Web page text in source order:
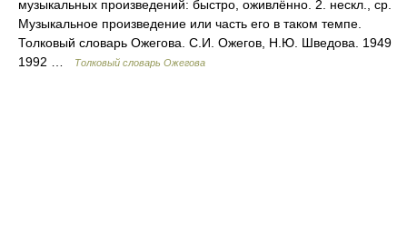
музыкальных произведений: быстро, оживлённо. 2. нескл., ср.
Музыкальное произведение или часть его в таком темпе.
Толковый словарь Ожегова. С.И. Ожегов, Н.Ю. Шведова. 1949
1992 …
Толковый словарь Ожегова